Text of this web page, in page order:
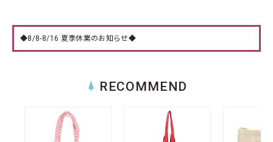
◆8/8-8/16 夏季休業のお知らせ◆
RECOMMEND